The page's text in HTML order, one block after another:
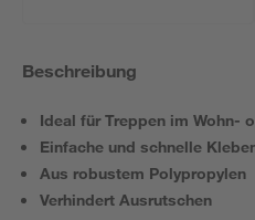
Beschreibung
Ideal für Treppen im Wohn-
Einfache und schnelle
Aus robustem Polypropylen
Verhindert Ausrutschen